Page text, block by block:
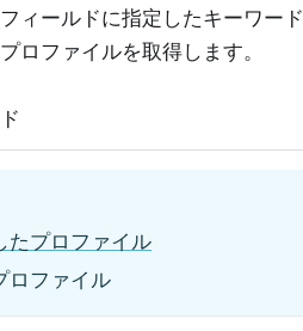
ィールドに指定したキーワード
ロファイルを取得します。
たプロファイル
ロファイル